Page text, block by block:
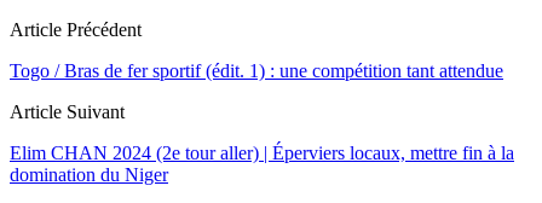
Article Précédent
Togo / Bras de fer sportif (édit. 1) : une compétition tant attendue
Article Suivant
Elim CHAN 2024 (2e tour aller) | Éperviers locaux, mettre fin à la
domination du Niger